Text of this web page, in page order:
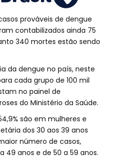
prováveis de dengue
contabilizados ainda 75
340 mortes estão sendo
da dengue no país, neste
cada grupo de 100 mil
no painel de
do Ministério da Saúde.
são em mulheres e
dos 30 aos 39 anos
número de casos,
49 anos e de 50 a 59 anos.